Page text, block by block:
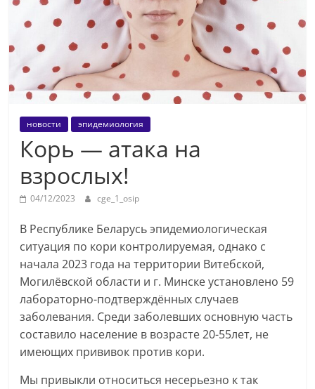
новости эпидемиология
Корь — атака на
взрослых!
04/12/2023 cge_1_osip
В Республике Беларусь эпидемиологическая
ситуация по кори контролируемая, однако с
начала 2023 года на территории Витебской,
Могилёвской области и г. Минске установлено 59
лабораторно-подтверждённых случаев
заболевания. Среди заболевших основную часть
составило население в возрасте 20-55лет, не
имеющих прививок против кори.
Мы привыкли относиться несерьезно к так